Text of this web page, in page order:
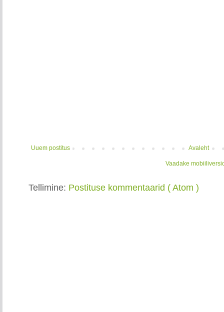
Uuem postitus Avaleht
Vaadake
Tellimine: Postituse kommentaarid ( Atom )